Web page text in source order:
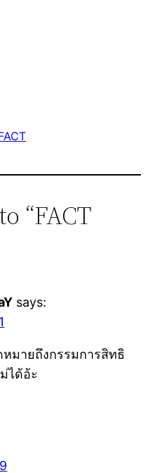
“FACT
says:
หมายถึงกรรมการสิทธิ
ได้อ้ะ